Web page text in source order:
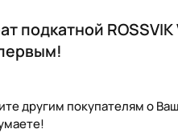
подкатной
другим покупателям о